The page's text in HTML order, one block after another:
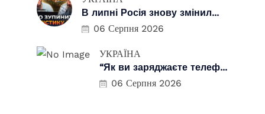
В липні Росія знову змінил...
06 Серпня 2026
УКРАЇНА
“Як ви заряджаєте телеф...
06 Серпня 2026